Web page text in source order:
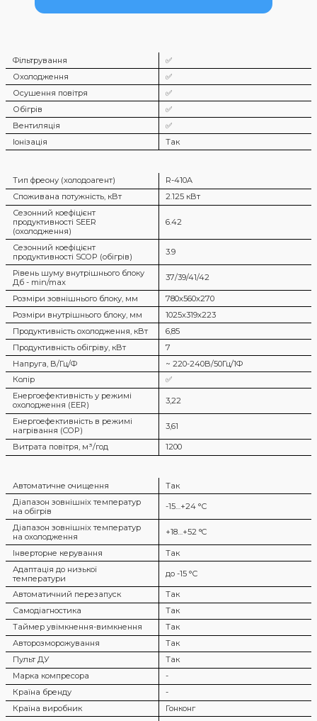
Фільтрування
✅
Охолодження
✅
Осушення повітря
✅
Обігрів
✅
Вентиляція
✅
Іонізація
Так
Тип фреону (холодоагент)
R-410A
Споживана потужність, кВт
2.125 кВт
Сезонний коефіцієнт
продуктивності SEER
(охолодження)
6.42
Сезонний коефіцієнт
продуктивності SCOP (обігрів)
3.9
Рівень шуму внутрішнього блоку
Дб - min/max
37/39/41/42
Розміри зовнішнього блоку, мм
780x560x270
Розміри внутрішнього блоку, мм
1025x319x223
Продуктивність охолодження, кВт
6,85
Продуктивність обігріву, кВт
7
Напруга, В/Гц/Ф
~ 220-240В/50Гц/1Ф
Колір
✅
Енергоефективність у режимі
охолодження (EER)
3,22
Енергоефективність в режимі
нагрівання (COP)
3,61
Витрата повітря, м³/год 1200
Автоматичне очищення
Так
Діапазон зовнішніх температур
на обігрів
-15…+24 °С
Діапазон зовнішніх температур
на охолодження
+18…+52 °C
Інверторне керування
Так
Адаптація до низької
температури
до -15 °С
Автоматичний перезапуск
Так
Самодіагностика
Так
Таймер увімкнення-вимкнення
Так
Авторозморожування
Так
Пульт ДУ
Так
Марка компресора
-
Країна бренду
-
Країна виробник
Гонконг